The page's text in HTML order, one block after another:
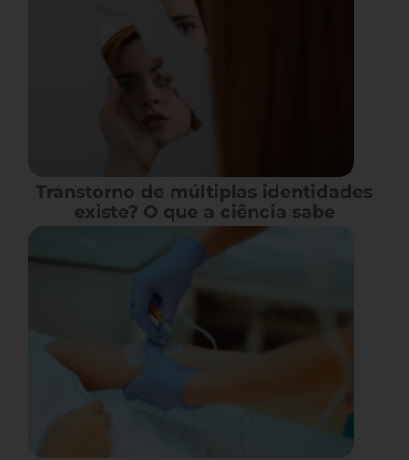
Transtorno de múltiplas identidades
existe? O que a ciência sabe